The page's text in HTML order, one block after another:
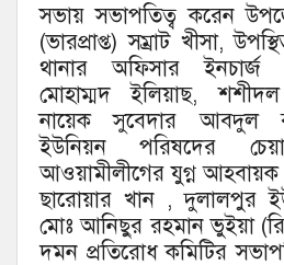
সভায় সভাপতিত্ব করেন
(ভারপ্রাপ্ত) সম্রাট খীসা,
থানার অফিসার ইনচার্জ
মোহাম্মদ ইলিয়াছ,
নায়েক সুবেদার আবদুল
ইউনিয়ন পরিষদের
আওয়ামীলীগের যুগ্ন আহবায়ক
ছারোয়ার খান , দুলালপুর
মোঃ আনিছুর রহমান ভুইয়া
দমন প্রতিরোধ কমিটির